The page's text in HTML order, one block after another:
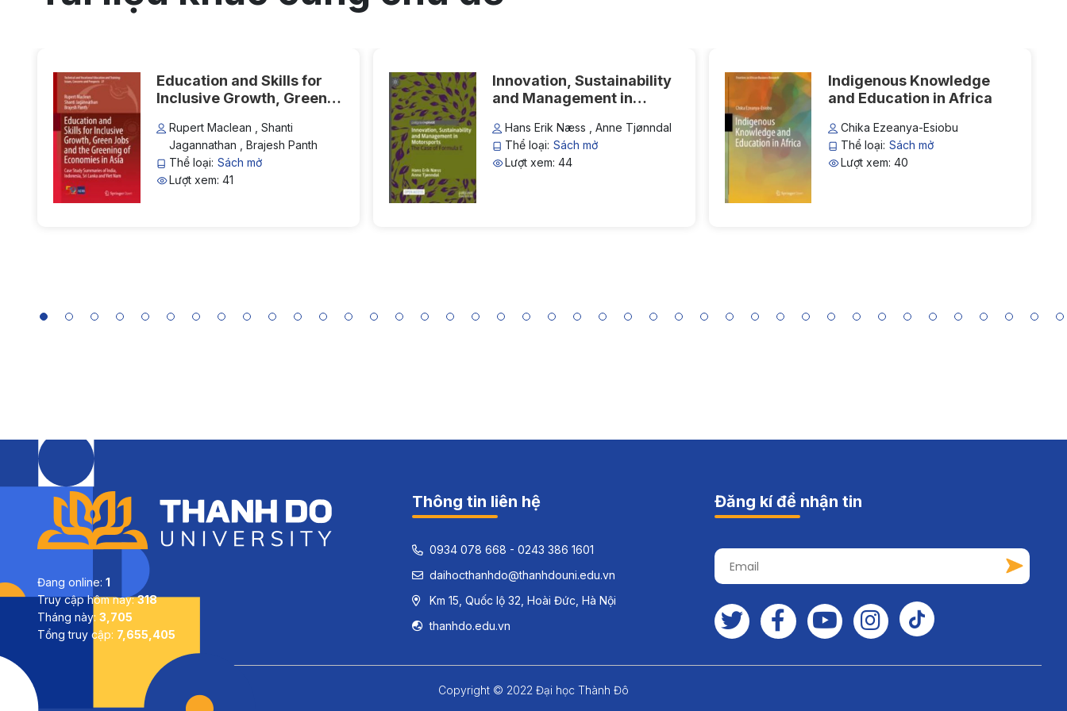
Education and Skills for
Inclusive Growth, Green
Economies in Asia: Case
Study Summaries of India,
Indonesia, Sri Lanka and
Viet Nam
Rupert Maclean , Shanti
Jagannathan , Brajesh Panth
Thể loại: Sách mở
Lượt xem: 41
Innovation, Sustainability
and Management in
Formula E
Hans Erik Næss , Anne Tjønndal
Thể loại: Sách mở
Lượt xem: 44
Indigenous Knowledge
and Education in Africa
Chika Ezeanya-Esiobu
Thể loại: Sách mở
Lượt xem: 40
Đang online: 1
Truy cập hôm nay:318
Tháng này: 3,705
Tổng truy cập: 7,655,405
Thông tin liên hệ
0934 078 668 - 0243 386 1601
daihocthanhdo@thanhdouni.edu.vn
Km 15, Quốc lộ 32, Hoài Đức, Hà Nội
thanhdo.edu.vn
Đăng kí để nhận tin
Copyright © 2022 Đại học Thành Đô